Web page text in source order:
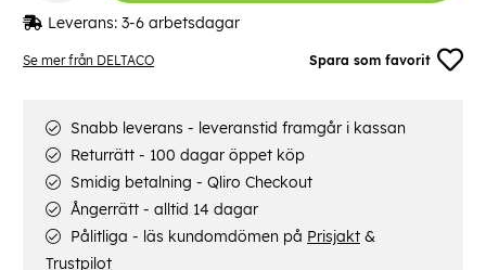
Se mer från DELTACO Spara som favorit
Leverans: 3-6 arbetsdagar
Snabb leverans - leveranstid framgår i kassan
Returrätt - 100 dagar öppet köp
Smidig betalning - Qliro Checkout
Ångerrätt - alltid 14 dagar
Pålitliga - läs kundomdömen på Prisjakt &
Trustpilot